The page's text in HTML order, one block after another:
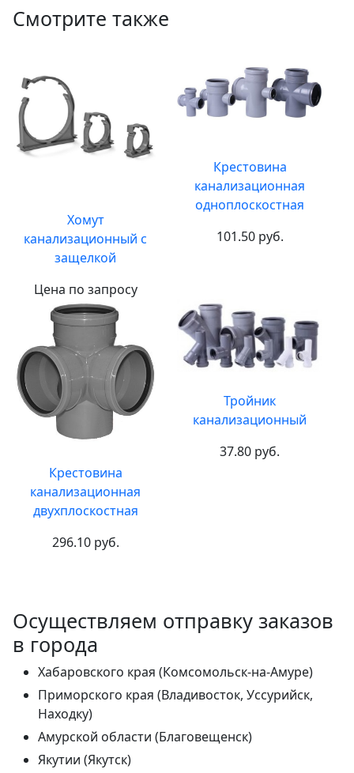
Смотрите также
Хомут
канализационный с
защелкой
Цена по запросу
Крестовина
канализационная
одноплоскостная
101.50 руб.
Крестовина
канализационная
двухплоскостная
296.10 руб.
Тройник
канализационный
37.80 руб.
Осуществляем отправку заказов
в города
Хабаровского края (Комсомольск-на-Амуре)
Приморского края (Владивосток, Уссурийск,
Находку)
Амурской области (Благовещенск)
Якутии (Якутск)